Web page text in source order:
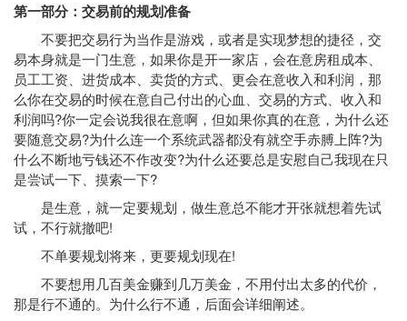
第一部分：交易前的规划准备
不要把交易行为当作是游戏，或者是实现梦想的捷径，交
易本身就是一门生意，如果你是开一家店，会在意房租成本、
员工工资、进货成本、卖货的方式、更会在意收入和利润，那
么你在交易的时候在意自己付出的心血、交易的方式、收入和
利润吗?你一定会说我很在意啊，但如果你真的在意，为什么还
要随意交易?为什么连一个系统武器都没有就空手赤膊上阵?为
什么不断地亏钱还不作改变?为什么还要总是安慰自己我现在只
是尝试一下、摸索一下?
是生意，就一定要规划，做生意总不能才开张就想着先试
试，不行就撤吧!
不单要规划将来，更要规划现在!
不要想用几百美金赚到几万美金，不用付出太多的代价，
那是行不通的。为什么行不通，后面会详细阐述。